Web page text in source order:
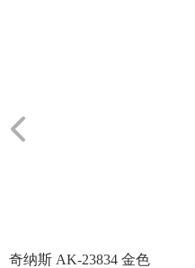
奇纳斯 AK-23834 金色